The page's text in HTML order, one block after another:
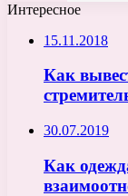
Интересное
15.11.2018
Как
30.07.2019
Как